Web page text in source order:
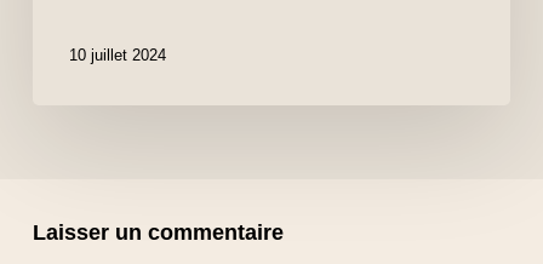
10 juillet 2024
Laisser un commentaire